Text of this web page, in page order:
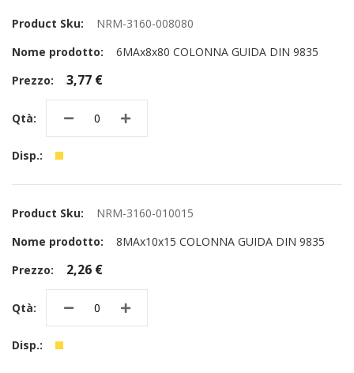
NRM-3160-008080
6MAx8x80 COLONNA GUIDA DIN 9835
3,77 €
NRM-3160-010015
8MAx10x15 COLONNA GUIDA DIN 9835
2,26 €